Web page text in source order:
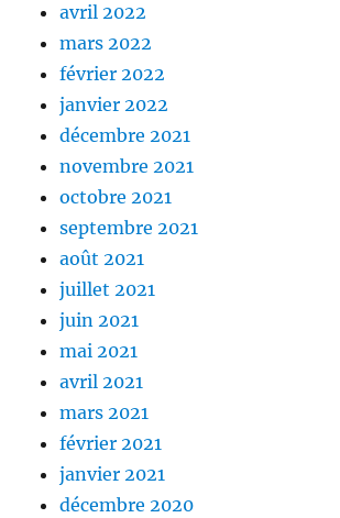
avril 2022
mars 2022
février 2022
janvier 2022
décembre 2021
novembre 2021
octobre 2021
septembre 2021
août 2021
juillet 2021
juin 2021
mai 2021
avril 2021
mars 2021
février 2021
janvier 2021
décembre 2020